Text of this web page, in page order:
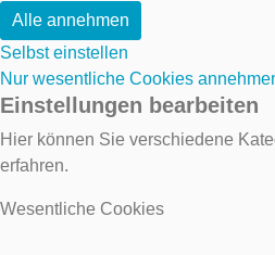
Alle annehmen
Selbst einstellen
Nur wesentliche Cookies
Einstellungen bearbeiten
Hier können Sie verschiedene
erfahren.
Wesentliche Cookies